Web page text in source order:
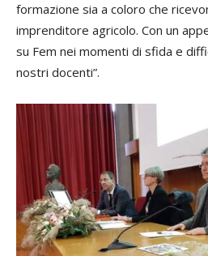
formazione sia a coloro che
imprenditore agricolo. Con un
su Fem nei momenti di sfida e
nostri docenti”.